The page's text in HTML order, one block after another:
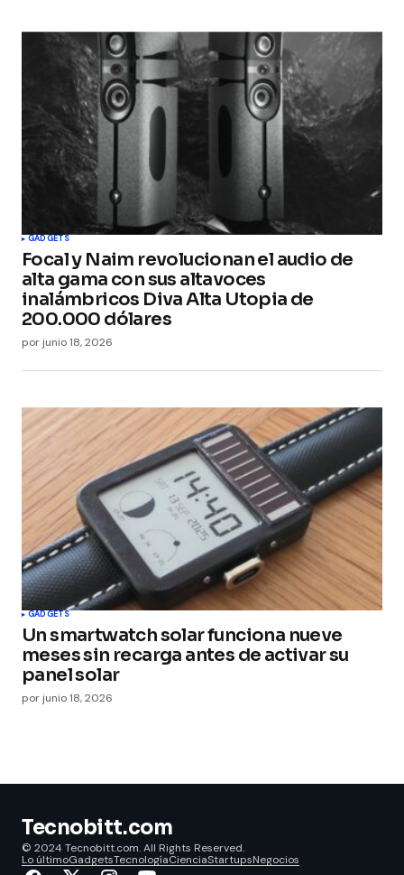
GADGETS
Focal y Naim revolucionan el audio de
alta gama con sus altavoces
inalámbricos Diva Alta Utopia de
200.000 dólares
por junio 18, 2026
GADGETS
Un smartwatch solar funciona nueve
meses sin recarga antes de activar su
panel solar
por junio 18, 2026
Tecnobitt.com
© 2024 Tecnobitt.com. All Rights Reserved.
Lo últimoGadgetsTecnologíaCienciaStartupsNegocios